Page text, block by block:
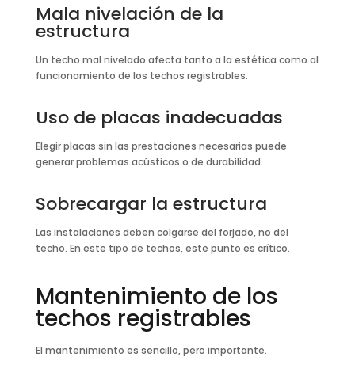
Mala nivelación de la
estructura
Un techo mal nivelado afecta tanto a la estética como al
funcionamiento de los techos registrables.
Uso de placas inadecuadas
Elegir placas sin las prestaciones necesarias puede
generar problemas acústicos o de durabilidad.
Sobrecargar la estructura
Las instalaciones deben colgarse del forjado, no del
techo. En este tipo de techos, este punto es crítico.
Mantenimiento de los
techos registrables
El mantenimiento es sencillo, pero importante.